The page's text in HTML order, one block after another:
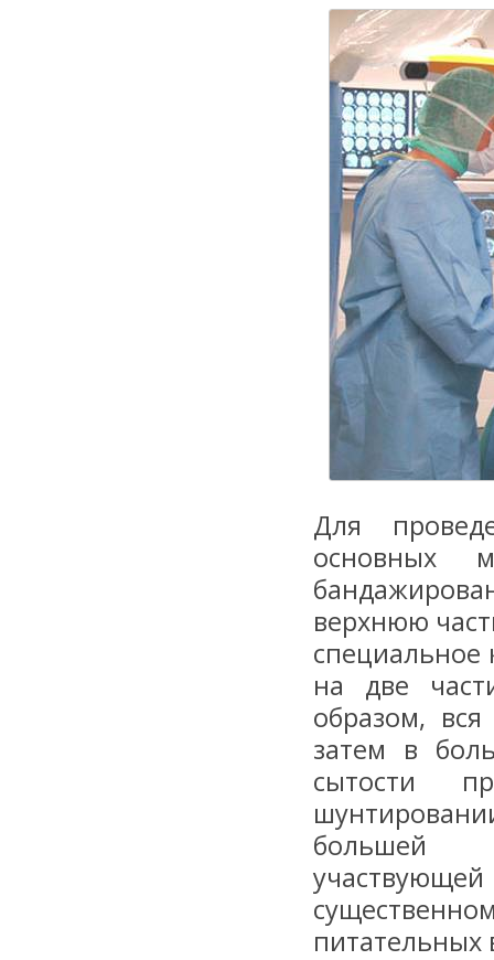
Для
основных
верхнюю
специальное
на две
образом,
затем в
сытости
большей
питательных